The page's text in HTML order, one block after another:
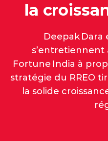
la
Deepak Dara
s’entretiennent
Fortune India à
stratégie du RREO
la solide